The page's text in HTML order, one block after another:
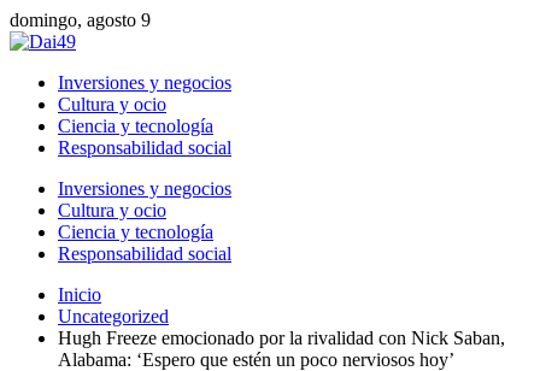
domingo, agosto 9
Inversiones y negocios
Cultura y ocio
Ciencia y tecnología
Responsabilidad social
Inversiones y negocios
Cultura y ocio
Ciencia y tecnología
Responsabilidad social
Inicio
Uncategorized
Hugh Freeze emocionado por la rivalidad con Nick Saban,
Alabama: ‘Espero que estén un poco nerviosos hoy’